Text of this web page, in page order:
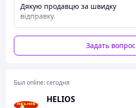
Дякую продавцю за швидку
відправку.
Задать вопрос
Был online:сегодня
HELIOS